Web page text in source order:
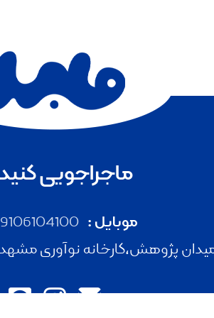
ماجراجویی
موبایل :
پژوهش،کارخانه نوآوری